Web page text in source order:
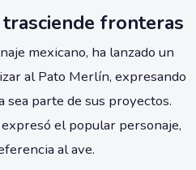
fronteras
mexicano, ha lanzado un
al Pato Merlín, expresando
sea parte de sus proyectos.
el popular personaje,
al ave.